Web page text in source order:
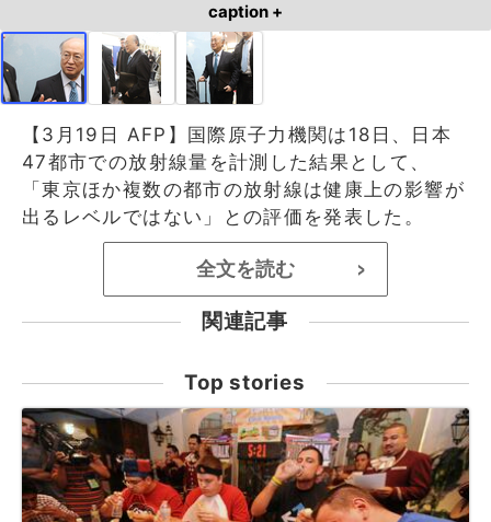
caption +
【3月19日 AFP】国際原子力機関は18日、日本
47都市での放射線量を計測した結果として、
「東京ほか複数の都市の放射線は健康上の影響が
出るレベルではない」との評価を発表した。
全文を読む >
関連記事
Top stories